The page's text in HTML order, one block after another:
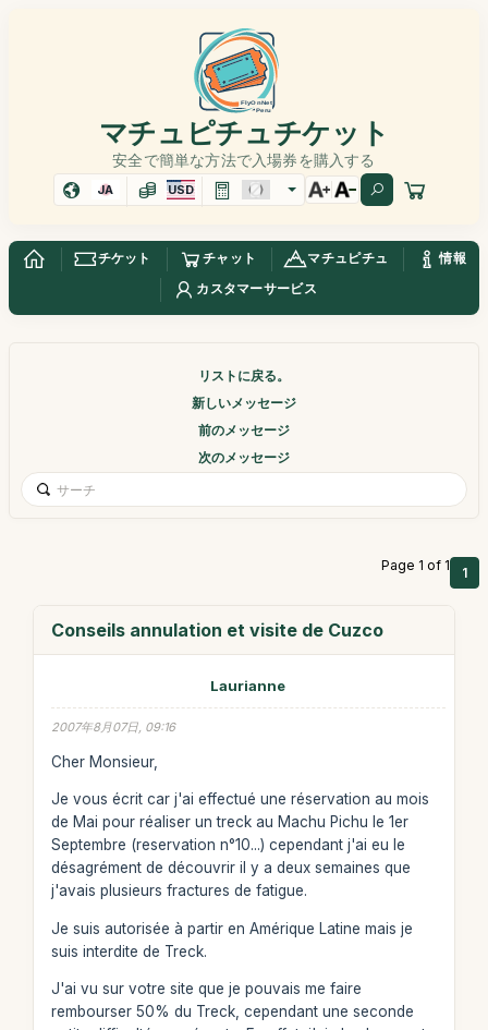
マチュピチュチケット
安全で簡単な方法で入場券を購入する
JA USD
チケット チャット マチュピチュ
情報
カスタマーサービス
リストに戻る。
新しいメッセージ
前のメッセージ
次のメッセージ
Page 1 of 1 1
Conseils annulation et visite de Cuzco
Laurianne
2007年8月07日, 09:16
Cher Monsieur,
Je vous écrit car j'ai effectué une réservation au mois
de Mai pour réaliser un treck au Machu Pichu le 1er
Septembre (reservation n°10...) cependant j'ai eu le
désagrément de découvrir il y a deux semaines que
j'avais plusieurs fractures de fatigue.
Je suis autorisée à partir en Amérique Latine mais je
suis interdite de Treck.
J'ai vu sur votre site que je pouvais me faire
rembourser 50% du Treck, cependant une seconde